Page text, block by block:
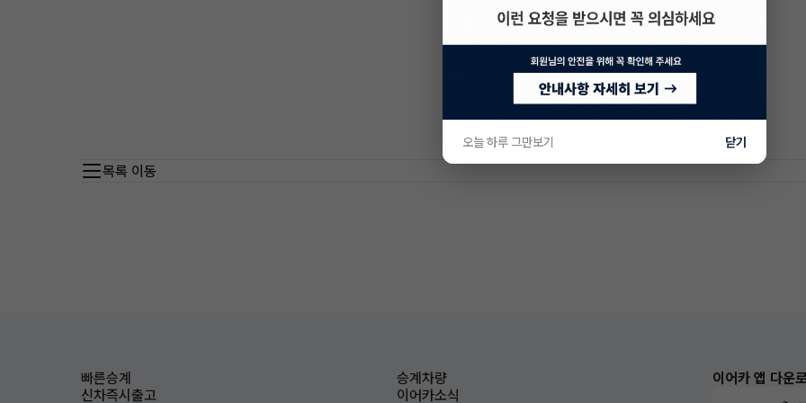
목록 이동
빠른승계
승계차량
신차즉시출고
이어카소식
이어카 앱 다운
오늘 하루 그만보기 닫기